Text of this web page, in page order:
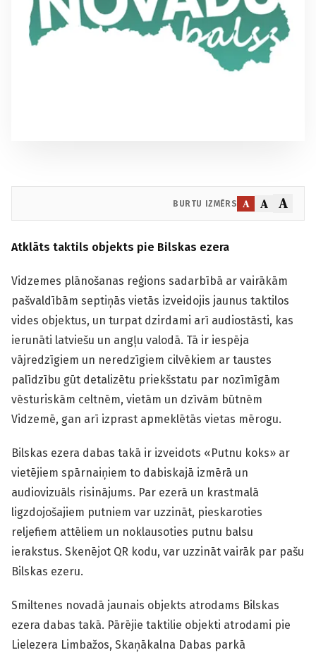
BURTU IZMĒRS A A A
Atklāts taktils objekts pie Bilskas ezera
Vidzemes plānošanas reģions sadarbībā ar vairākām
pašvaldībām septiņās vietās izveidojis jaunus taktilos
vides objektus, un turpat dzirdami arī audiostāsti, kas
ierunāti latviešu un angļu valodā. Tā ir iespēja
vājredzīgiem un neredzīgiem cilvēkiem ar taustes
palīdzību gūt detalizētu priekšstatu par nozīmīgām
vēsturiskām celtnēm, vietām un dzīvām būtnēm
Vidzemē, gan arī izprast apmeklētās vietas mērogu.
Bilskas ezera dabas takā ir izveidots «Putnu koks» ar
vietējiem spārnaiņiem to dabiskajā izmērā un
audiovizuāls risinājums. Par ezerā un krastmalā
ligzdojošajiem putniem var uzzināt, pieskaroties
reljefiem attēliem un noklausoties putnu balsu
ierakstus. Skenējot QR kodu, var uzzināt vairāk par pašu
Bilskas ezeru.
Smiltenes novadā jaunais objekts atrodams Bilskas
ezera dabas takā. Pārējie taktilie objekti atrodami pie
Lielezera Limbažos, Skaņākalna Dabas parkā